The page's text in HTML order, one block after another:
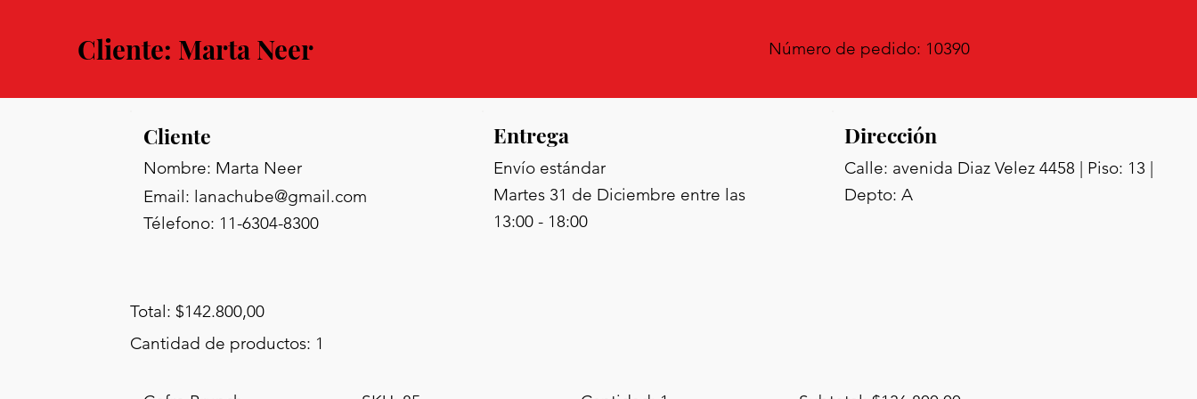
Cliente: Marta Neer Número de pedido: 10390
Cliente
Nombre: Marta Neer
Email: lanachube@gmail.com
Télefono: 11-6304-8300
Entrega
Envío estándar
Martes 31 de Diciembre entre las
13:00 - 18:00
Dirección
Calle: avenida Diaz Velez 4458 | Piso: 13 |
Depto: A
Total: $142.800,00
Cantidad de productos: 1